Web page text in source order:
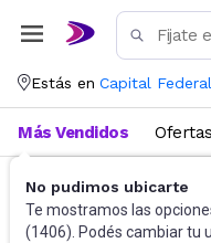
Estás en Capital Federal
No pudimos ubicarte
Te mostramos las
(1406). Podés cambiar tu
Más Vendidos Ofertas
Accesorios de